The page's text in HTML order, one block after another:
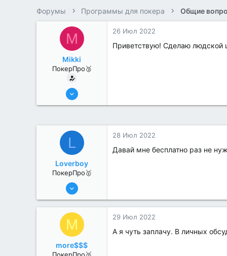
Форумы Программы для покера Общие
M
Mikki
ПокерПро🥉
25 Июл 2022
26 Июл 2022
Приветствую! Сделаю людской
L
Loverboy
ПокерПро🥇
8 Июн 2022
1
28 Июл 2022
Давай мне бесплатно раз не
M
more$$$
29 Июл 2022
А я чуть заплачу. В личных